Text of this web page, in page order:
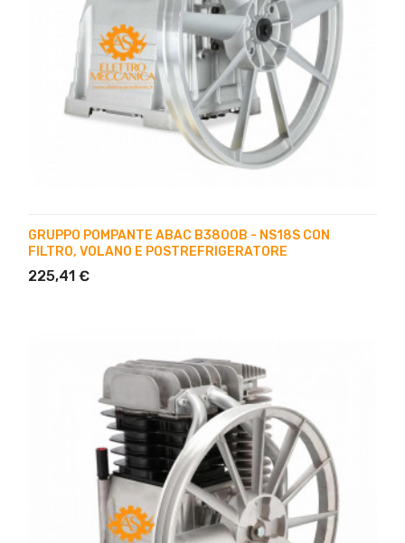
GRUPPO POMPANTE ABAC B3800B - NS18S CON
FILTRO, VOLANO E POSTREFRIGERATORE
225,41 €